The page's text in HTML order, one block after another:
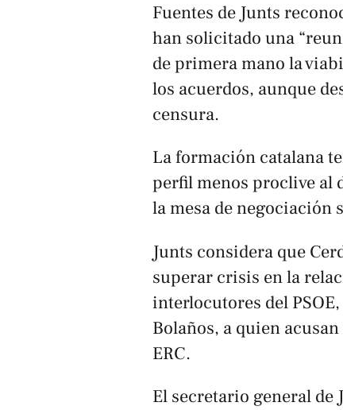
Fuentes de Junts
han solicitado una
de primera mano la
los acuerdos, aunque
censura.
La formación catalana
perfil menos proclive al
la mesa de negociación
Junts considera que
superar crisis en la
interlocutores del
Bolaños, a quien
ERC.
El secretario general